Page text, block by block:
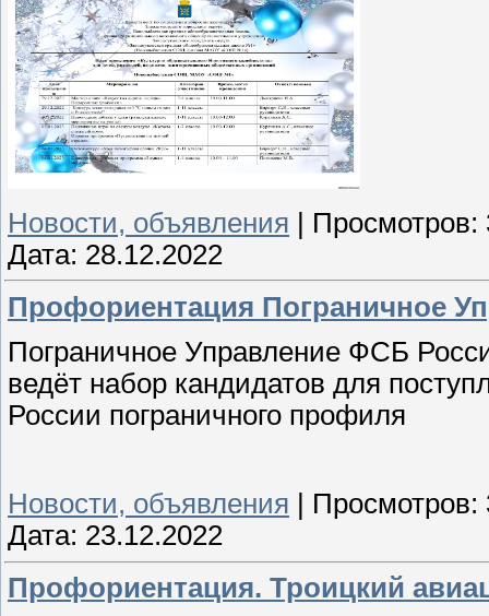
Новости, объявления Просмотров:
Дата: 28.12.2022
Профориентация Пограничное
Пограничное Управление ФСБ
ведёт набор кандидатов для
России пограничного профиля
Новости, объявления Просмотров:
Дата: 23.12.2022
Профориентация. Троицкий